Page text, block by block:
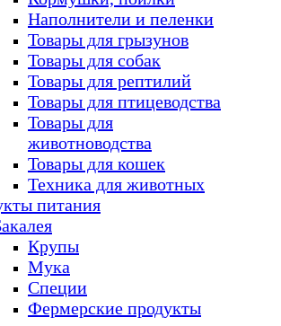
Наполнители и пеленки
Товары для грызунов
Товары для собак
Товары для рептилий
Товары для птицеводства
Товары для
животноводства
Товары для кошек
Техника для животных
питания
Крупы
Мука
Специи
Фермерские продукты